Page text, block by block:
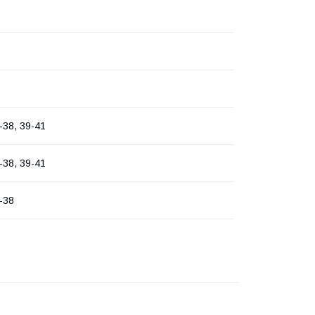
39-41
39-41
38